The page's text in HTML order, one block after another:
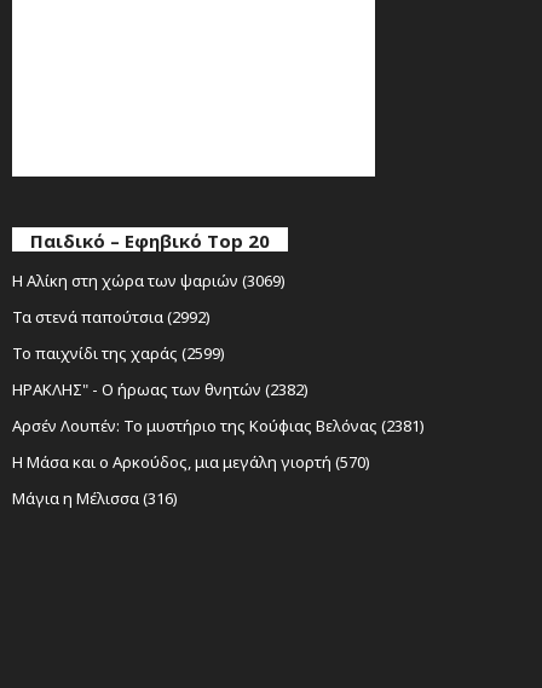
Παιδικό – Εφηβικό Top 20
Η Αλίκη στη χώρα των ψαριών (3069)
Τα στενά παπούτσια (2992)
Το παιχνίδι της χαράς (2599)
ΗΡΑΚΛΗΣ" - Ο ήρωας των θνητών (2382)
Αρσέν Λουπέν: Το μυστήριο της Κούφιας Βελόνας (2381)
Η Μάσα και ο Αρκούδος, μια μεγάλη γιορτή (570)
Μάγια η Μέλισσα (316)